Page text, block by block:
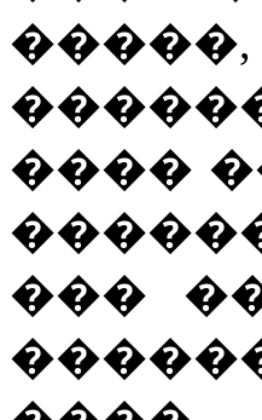
����
���